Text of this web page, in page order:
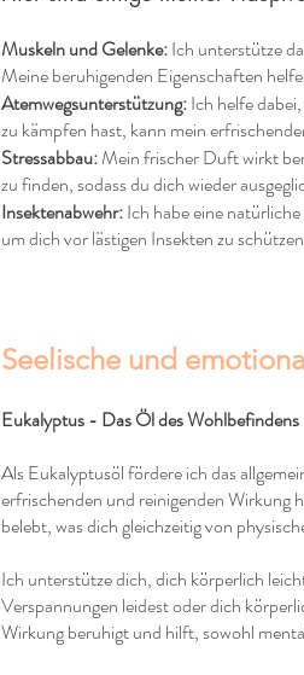
Muskeln und Gelenke:Ich unterstütze
Meine beruhigenden Eigenschaften
Atemwegsunterstützung:Ich helfe
zu kämpfen hast, kann mein
Stressabbau:Mein frischer Duft wirkt
zu finden, sodass du dich wieder
Insektenabwehr:Ich habe eine
um dich vor lästigen Insekten zu
Seelische und
Eukalyptus - Das Öl des Wohlbefindens
Als Eukalyptusöl fördere ich das
erfrischenden und reinigenden
belebt, was dich gleichzeitig von
Ich unterstütze dich, dich körperlich
Verspannungen leidest oder dich
Wirkung beruhigt und hilft, sowohl